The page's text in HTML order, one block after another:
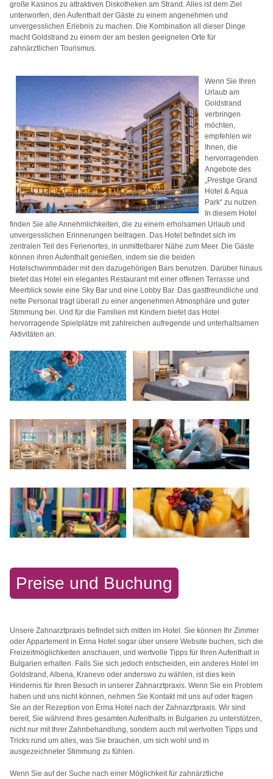
große Kasinos zu attraktiven Diskotheken am Strand. Alles ist dem Ziel
unterworfen, den Aufenthalt der Gäste zu einem angenehmen und
unvergesslichen Erlebnis zu machen. Die Kombination all dieser Dinge
macht Goldstrand zu einem der am besten geeigneten Orte für
zahnärztlichen Tourismus.
Wenn Sie Ihren
Urlaub am
Goldstrand
verbringen
möchten,
empfehlen wir
Ihnen, die
hervorragenden
Angebote des
„Prestige Grand
Hotel & Aqua
Park“ zu nutzen.
In diesem Hotel
finden Sie alle Annehmlichkeiten, die zu einem erholsamen Urlaub und
unvergesslichen Erinnerungen beitragen. Das Hotel befindet sich im
zentralen Teil des Ferienortes, in unmittelbarer Nähe zum Meer. Die Gäste
können ihren Aufenthalt genießen, indem sie die beiden
Hotelschwimmbäder mit den dazugehörigen Bars benutzen. Darüber hinaus
bietet das Hotel ein elegantes Restaurant mit einer offenen Terrasse und
Meerblick sowie eine Sky Bar und eine Lobby Bar. Das gastfreundliche und
nette Personal trägt überall zu einer angenehmen Atmosphäre und guter
Stimmung bei. Und für die Familien mit Kindern bietet das Hotel
hervorragende Spielplätze mit zahlreichen aufregende und unterhaltsamen
Aktivitäten an.
Preise und Buchung
Unsere Zahnarztpraxis befindet sich mitten im Hotel. Sie können Ihr Zimmer
oder Appartement in Erma Hotel sogar über unsere Website buchen, sich die
Freizeitmöglichkeiten anschauen, und wertvolle Tipps für Ihren Aufenthalt in
Bulgarien erhalten. Falls Sie sich jedoch entscheiden, ein anderes Hotel im
Goldstrand, Albena, Kranevo oder anderswo zu wählen, ist dies kein
Hindernis für Ihren Besuch in unserer Zahnarztpraxis. Wenn Sie ein Problem
haben und uns nicht können, nehmen Sie Kontakt mit uns auf oder fragen
Sie an der Rezeption von Erma Hotel nach der Zahnarztpraxis. Wir sind
bereit, Sie während Ihres gesamten Aufenthalts in Bulgarien zu unterstützen,
nicht nur mit Ihrer Zahnbehandlung, sondern auch mit wertvollen Tipps und
Tricks rund um alles, was Sie brauchen, um sich wohl und in
ausgezeichneter Stimmung zu fühlen.
Wenn Sie auf der Suche nach einer Möglichkeit für zahnärztliche